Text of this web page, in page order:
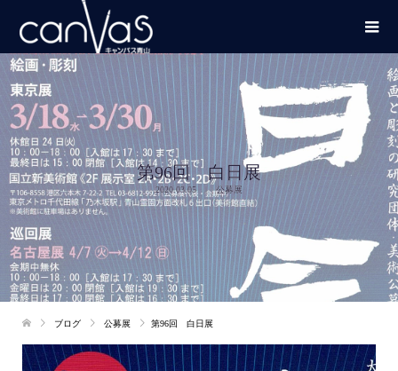
第96回 白日展
2020.03.05 公募展
ブログ 公募展 第96回 白日展